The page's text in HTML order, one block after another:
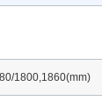
1800,1860(mm)